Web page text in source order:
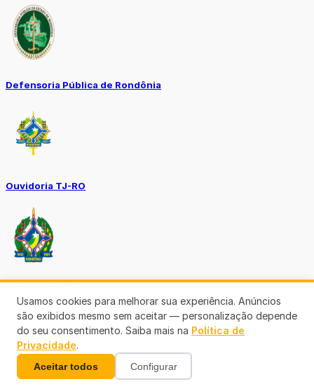
Defensoria Pública de Rondônia
Ouvidoria TJ-RO
Usamos cookies para melhorar sua experiência. Anúncios
são exibidos mesmo sem aceitar — personalização depende
do seu consentimento. Saiba mais na Política de
Privacidade.
Aceitar todos Configurar